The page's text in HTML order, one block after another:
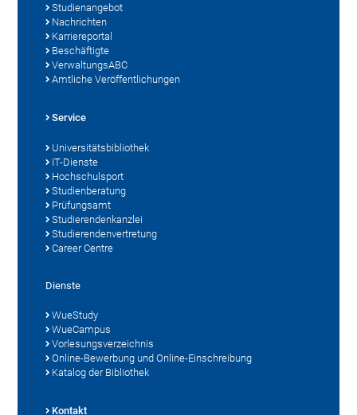
Studienangebot
Nachrichten
Karriereportal
Beschäftigte
VerwaltungsABC
Amtliche Veröffentlichungen
Service
Universitätsbibliothek
IT-Dienste
Hochschulsport
Studienberatung
Prüfungsamt
Studierendenkanzlei
Studierendenvertretung
Career Centre
Dienste
WueStudy
WueCampus
Vorlesungsverzeichnis
Online-Bewerbung und Online-Einschreibung
Katalog der Bibliothek
Kontakt